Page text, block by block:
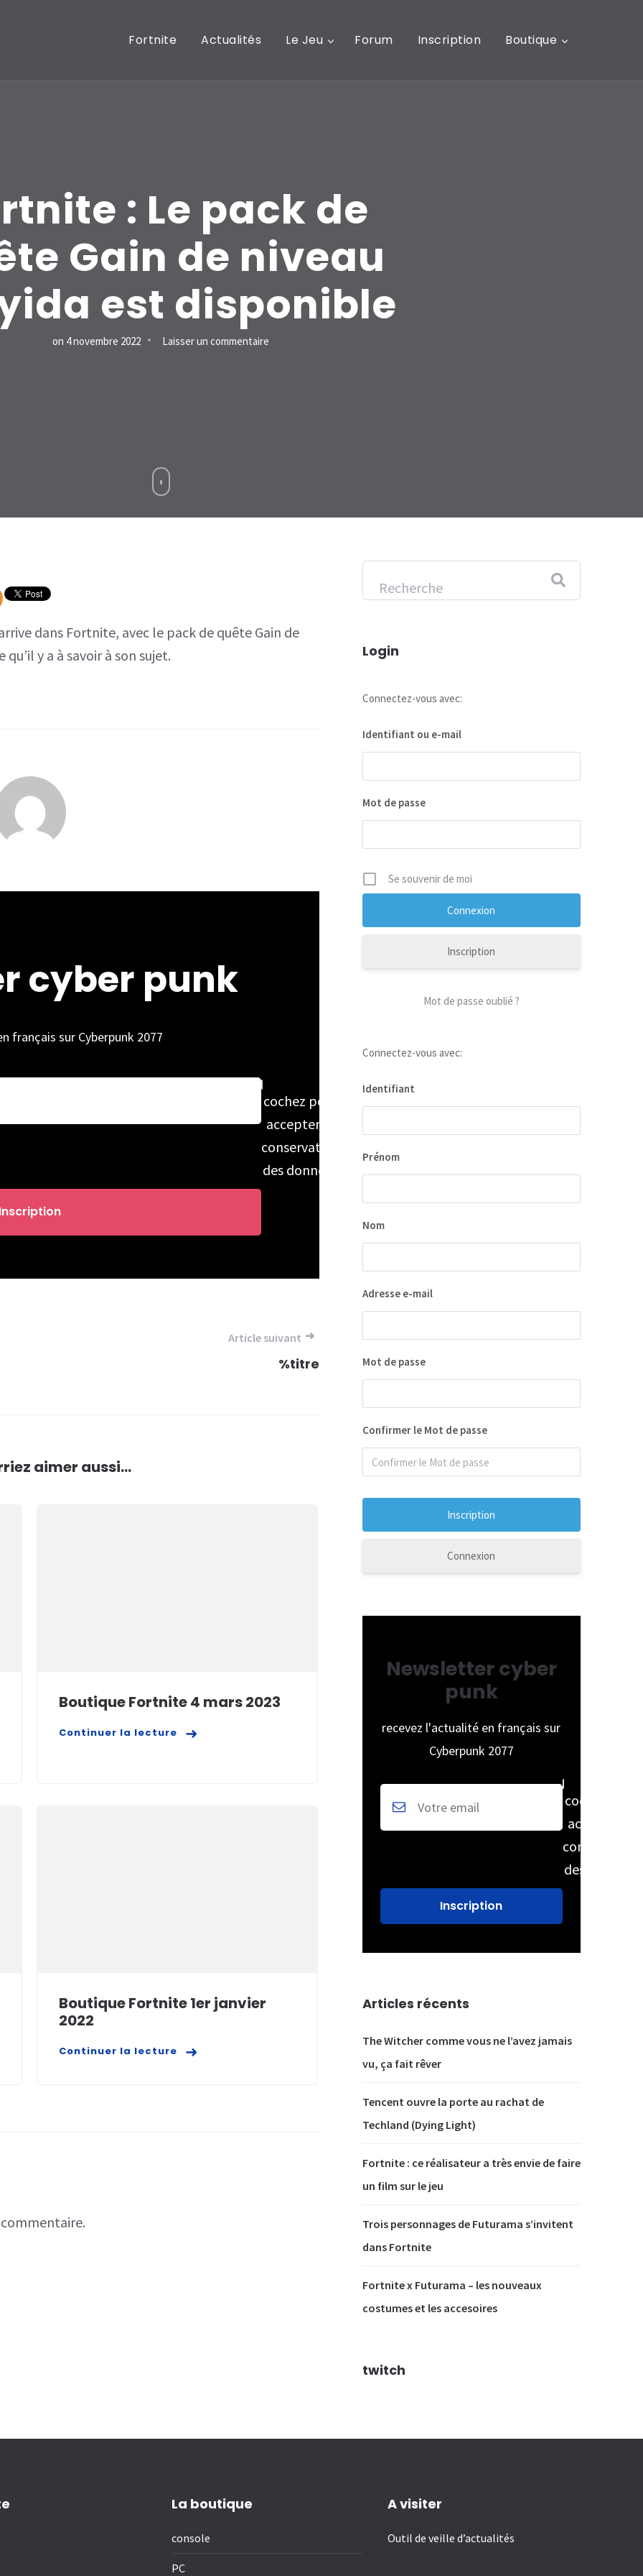
Fortnite Actualités Le Jeu Forum Inscription Boutique
: Le pack de
Gain de niveau
est disponible
on 4 novembre 2022 Laisser un commentaire
dans Fortnite, avec le pack de quête Gain de
y a à savoir à son sujet.
cyber punk
français sur Cyberpunk 2077
cochez pour
accepter la
conservation
des données
Article suivant
%titre
aimer aussi...
Boutique Fortnite 4 mars 2023
Continuer la lecture
Boutique Fortnite 1er janvier
2022
Continuer la lecture
Login
Connectez-vous avec:
Identifiant ou e-mail
Mot de passe
Se souvenir de moi
Inscription
Mot de passe oublié ?
Connectez-vous avec:
Identifiant
Prénom
Nom
Adresse e-mail
Mot de passe
Confirmer le Mot de passe
Connexion
Newsletter cyber
punk
recevez l'actualité en français sur
Cyberpunk 2077
cochez pour
accepter la
conservation
des données
Articles récents
The Witcher comme vous ne l’avez jamais
vu, ça fait rêver
Tencent ouvre la porte au rachat de
Techland (Dying Light)
Fortnite : ce réalisateur a très envie de faire
un film sur le jeu
Trois personnages de Futurama s’invitent
dans Fortnite
Fortnite x Futurama – les nouveaux
costumes et les accesoires
twitch
La boutique
console
PC
A visiter
Outil de veille d’actualités